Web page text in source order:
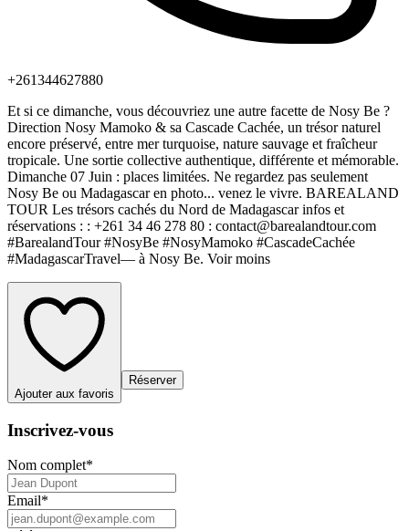
+261344627880
Et si ce dimanche, vous découvriez une autre facette de Nosy Be ?
Direction Nosy Mamoko & sa Cascade Cachée, un trésor naturel
encore préservé, entre mer turquoise, nature sauvage et fraîcheur
tropicale. Une sortie collective authentique, différente et mémorable.
Dimanche 07 Juin : places limitées. Ne regardez pas seulement
Nosy Be ou Madagascar en photo... venez le vivre. BAREALAND
TOUR Les trésors cachés du Nord de Madagascar infos et
réservations : : +261 34 46 278 80 : contact@barealandtour.com
#BarealandTour #NosyBe #NosyMamoko #CascadeCachée
#MadagascarTravel— à Nosy Be. Voir moins
Ajouter aux favoris
Réserver
Inscrivez-vous
Nom complet*
Email*